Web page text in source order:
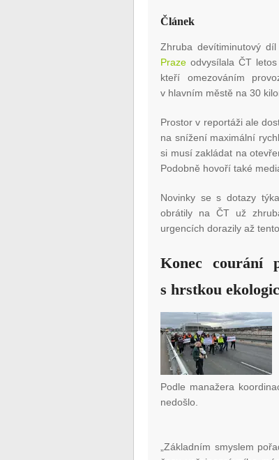
Článek
Zhruba devítiminutový
Praze odvysílala ČT
kteří omezováním
v hlavním městě na 30
Prostor v reportáži ale
na snížení maximální
si musí zakládat na
Podobně hovoří také
Novinky se s dotazy
obrátily na ČT už
urgencích dorazily až
Konec courání
s hrstkou
Podle manažera
nedošlo.
„Základním smyslem